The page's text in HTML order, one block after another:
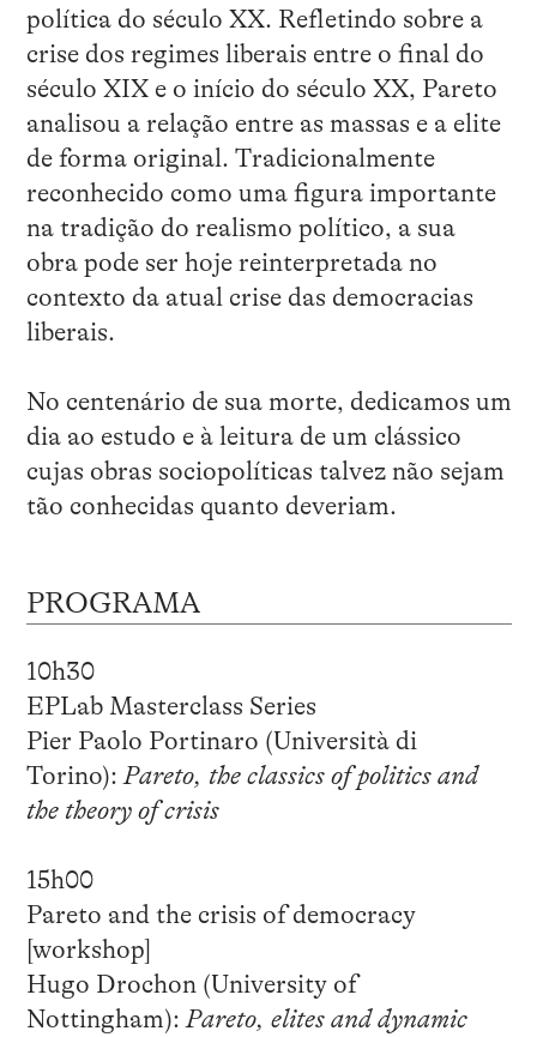
política do século XX. Refletindo sobre a
crise dos regimes liberais entre o final do
século XIX e o início do século XX, Pareto
analisou a relação entre as massas e a elite
de forma original. Tradicionalmente
reconhecido como uma figura importante
na tradição do realismo político, a sua
obra pode ser hoje reinterpretada no
contexto da atual crise das democracias
liberais.
No centenário de sua morte, dedicamos um
dia ao estudo e à leitura de um clássico
cujas obras sociopolíticas talvez não sejam
tão conhecidas quanto deveriam.
PROGRAMA
10h30
EPLab Masterclass Series
Pier Paolo Portinaro (Università di
Torino):Pareto, the classics of politics and
the theory of crisis
15h00
Pareto and the crisis of democracy
[workshop]
Hugo Drochon (University of
Nottingham):Pareto, elites and dynamic